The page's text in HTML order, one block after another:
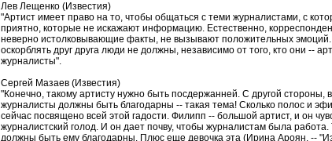
Лев Лещенко (Известия)
"Артист имеет право на то, чтобы общаться с теми журналистами, с
приятно, которые не искажают информацию. Естественно,
неверно истолковывающие факты, не вызывают положительных
оскорблять друг друга люди не должны, независимо от того, кто они --
журналисты".
Сергей Мазаев (Известия)
"Конечно, такому артисту нужно быть посдержанней. С другой стороны,
журналисты должны быть благодарны -- такая тема! Сколько полос и
сейчас посвящено всей этой гадости. Филипп -- большой артист, и он
журналистский голод. И он дает почву, чтобы журналистам была работа.
должны быть ему благодарны. Плюс еще девочка эта (Ирина Ароян. --